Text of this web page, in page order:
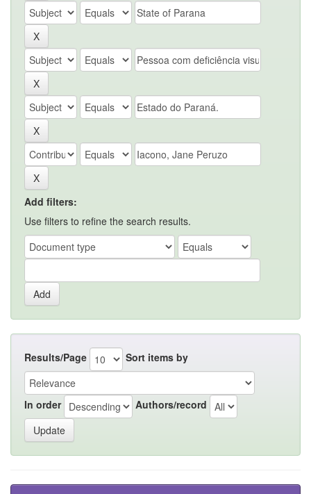
Add filters:
Use filters to refine the search results.
Results/Page Sort items by
In order Authors/record